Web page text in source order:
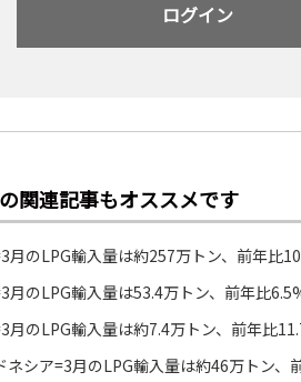
ログイン
関連記事もオススメです
月のLPG輸入量は約257万トン、前年比
月のLPG輸入量は53.4万トン、前年比
月のLPG輸入量は約7.4万トン、前年比
ネシア=3月のLPG輸入量は約46万トン、